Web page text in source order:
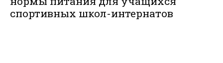
спортивных школ-интернатов